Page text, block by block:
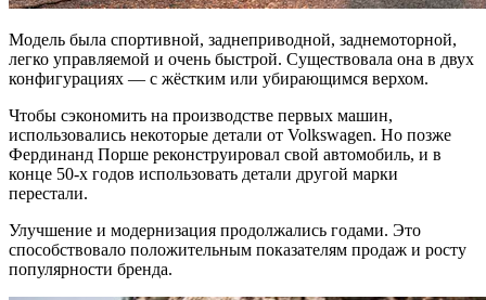
Модель была спортивной, заднеприводной, заднемоторной,
легко управляемой и очень быстрой. Существовала она в двух
конфигурациях — с жёстким или убирающимся верхом.
Чтобы сэкономить на производстве первых машин,
использовались некоторые детали от Volkswagen. Но позже
Фердинанд Порше реконструировал свой автомобиль, и в
конце 50-х годов использовать детали другой марки
перестали.
Улучшение и модернизация продолжались годами. Это
способствовало положительным показателям продаж и росту
популярности бренда.